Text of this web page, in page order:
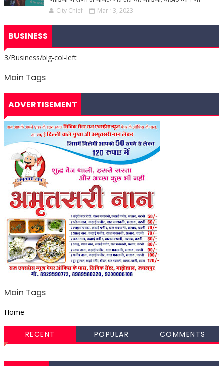
City Chief Mar 13, 2023
BUSINESS
3/Business/big-col-left
Main Tags
ADVERTISEMENT
Main Tags
Home
RECENT POPULAR COMMENTS